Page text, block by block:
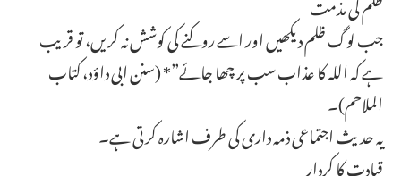
جب لوگ ظلم دیکھیں اور اسے روکنے کی کوشش نہ کریں، تو قریب
ہے کہ اللہ کا عذاب سب پر چھا جائے”* (سنن ابی داؤد، کتاب
الملاحم)۔
یہ حدیث اجتماعی ذمہ داری کی طرف اشارہ کرتی ہے۔
قیادت کا کردار